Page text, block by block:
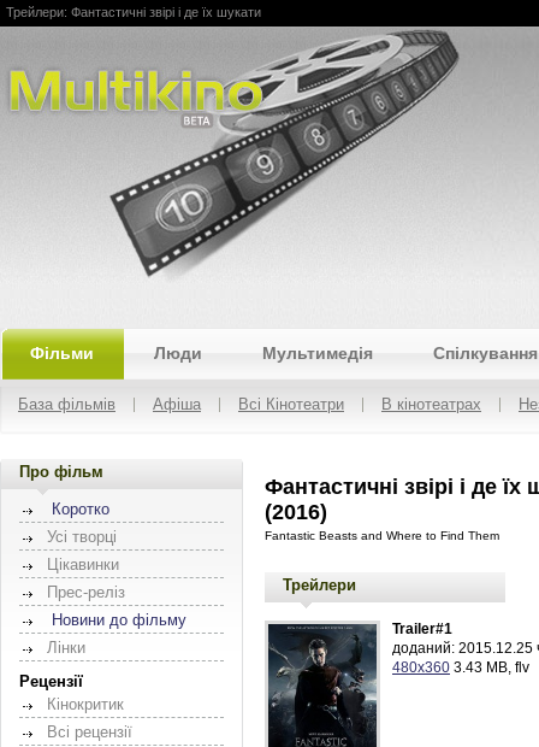
Multikino
Трейлери: Фантастичні звірі і де їх шукати
Фільми Люди Мультимедія Спілкування
База фільмів Афіша Всі Кінотеатри В кінотеатрах
Про фільм
Коротко
Усі творці
Цікавинки
Прес-реліз
Новини до фільму
Лінки
Рецензії
Кінокритик
Всі рецензії
Фантастичні звірі і де їх
(2016)
Fantastic Beasts and Where to Find Them
Трейлери
Trailer#1
доданий: 2015.12.25
480x360 3.43 MB, flv